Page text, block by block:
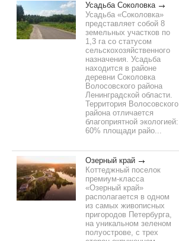
Усадьба Соколовка
Усадьба «Соколовка»
представляет собой 8
земельных участков по
1,3 га со статусом
сельскохозяйственного
назначения. Усадьба
находится в районе
деревни Соколовка
Волосовского района
Ленинградской области.
Территория Волосовского
района отличается
благоприятной экологией:
60% площади райо...
Озерный край
Коттеджный поселок
премиум-класса
«Озерный край»
располагается в одном
из самых живописных
пригородов Петербурга,
на уникальном зеленом
полуострове, с трех